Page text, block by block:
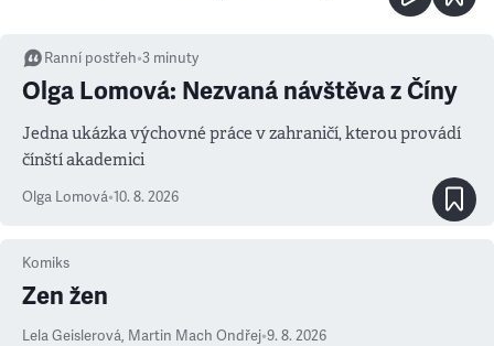
Ranní postřeh•3 minuty
Olga Lomová: Nezvaná návštěva z Číny
Jedna ukázka výchovné práce v zahraničí, kterou provádí
čínští akademici
Olga Lomová•10. 8. 2026
Komiks
Zen žen
Lela Geislerová, Martin Mach Ondřej•9. 8. 2026